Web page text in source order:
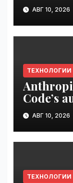
$400M
Foundry
АВГ 10, 2026
ТЕХНОЛОГИИ
Code’s
default |
АВГ 10, 2026
ТЕХНОЛОГИИ